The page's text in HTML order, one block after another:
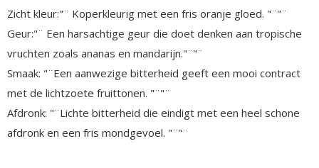
Zicht kleur:"¨ Koperkleurig met een fris oranje gloed. "¨"¨
Geur:"¨ Een harsachtige geur die doet denken aan tropische
vruchten zoals ananas en mandarijn."¨"¨
Smaak: "¨Een aanwezige bitterheid geeft een mooi contract
met de lichtzoete fruittonen. "¨"¨
Afdronk: "¨Lichte bitterheid die eindigt met een heel schone
afdronk en een fris mondgevoel. "¨"¨